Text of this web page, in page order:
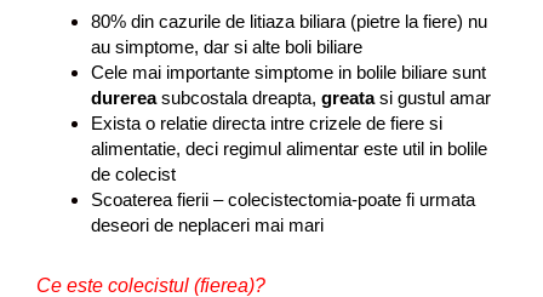
80% din cazurile de litiaza biliara (pietre la fiere) nu
au simptome, dar si alte boli biliare
Cele mai importante simptome in bolile biliare sunt
durereasubcostala dreapta, greatasi gustul amar
Exista o relatie directa intre crizele de fiere si
alimentatie, deci regimul alimentar este util in bolile
de colecist
Scoaterea fierii – colecistectomia-poate fi urmata
deseori de neplaceri mai mari
Ce este colecistul (fierea)?